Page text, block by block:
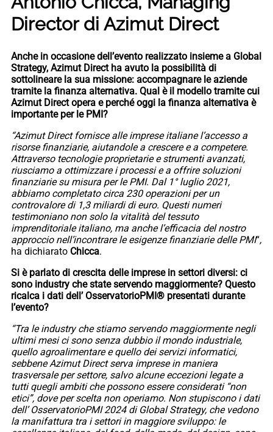
Director di Azimut Direct
Anche in occasione dell’evento realizzato insieme a Global
Strategy, Azimut Direct ha avuto la possibilità di
sottolineare la sua missione: accompagnare le aziende
tramite la finanza alternativa. Qual è il modello tramite cui
Azimut Direct opera e perché oggi la finanza alternativa è
importante per le PMI?
“Azimut Direct fornisce alle imprese italiane l’accesso a
risorse finanziarie, aiutandole a crescere e a competere.
Attraverso tecnologie proprietarie e strumenti avanzati,
riusciamo a ottimizzare i processi e a offrire soluzioni
finanziarie su misura per le PMI. Dal 1° luglio 2021,
abbiamo completato circa 230 operazioni per un
controvalore di 1,3 miliardi di euro. Questi numeri
testimoniano non solo la vitalità del tessuto
imprenditoriale italiano, ma anche l’efficacia del nostro
approccio nell’incontrare le esigenze finanziarie delle PMI“,
ha dichiarato Chicca.
Si è parlato di crescita delle imprese in settori diversi: ci
sono industry che state servendo maggiormente? Questo
ricalca i dati dell’ OsservatorioPMI® presentati durante
l’evento?
“Tra le industry che stiamo servendo maggiormente negli
ultimi mesi ci sono senza dubbio il mondo industriale,
quello agroalimentare e quello dei servizi informatici,
sebbene Azimut Direct serva imprese in maniera
trasversale per settore, salvo alcune eccezioni legate a
tutti quegli ambiti che possono essere considerati “non
etici”, dove per scelta non operiamo. Non stupiscono i dati
dell’ OsservatorioPMI 2024 di Global Strategy, che vedono
la manifattura tra i settori in maggiore sviluppo: le